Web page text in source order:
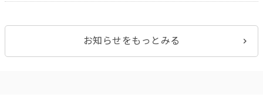
お知らせをもっとみる